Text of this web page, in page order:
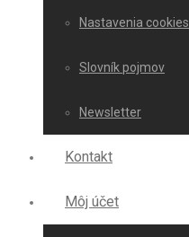
Nastavenia cookies
Slovník pojmov
Newsletter
Kontakt
Môj účet